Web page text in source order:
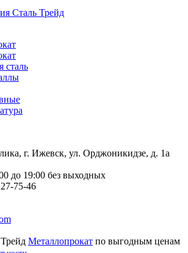
сталь
г. Ижевск, ул. Орджоникидзе, д. 1а
до 19:00 без выходных
75-46
Металлопрокат по выгодным ценам